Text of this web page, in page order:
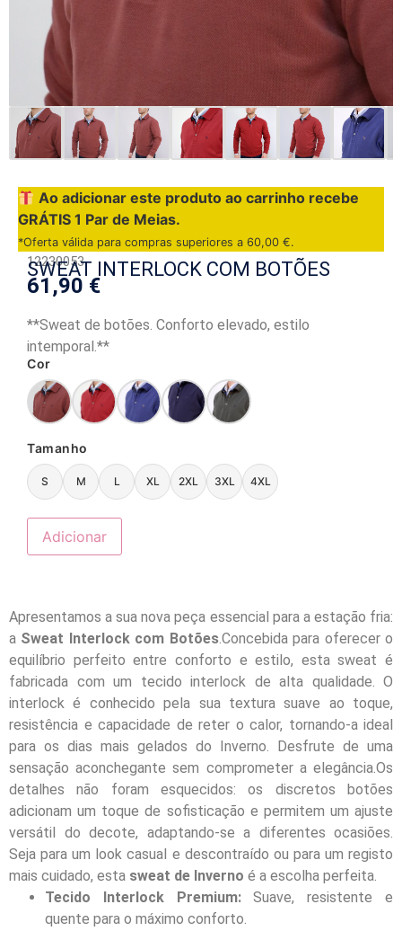
Ao adicionar este produto ao carrinho recebe
GRÁTIS 1 Par de Meias.
*Oferta válida para compras superiores a 60,00 €.
12230053
SWEAT INTERLOCK COM BOTÕES
61,90 €
**Sweat de botões. Conforto elevado, estilo
intemporal.**
Cor
Tamanho
S M L XL 2XL 3XL 4XL
Adicionar
Apresentamos a sua nova peça essencial para a estação fria:
a Sweat Interlock com Botões.Concebida para oferecer o
equilíbrio perfeito entre conforto e estilo, esta sweat é
fabricada com um tecido interlock de alta qualidade. O
interlock é conhecido pela sua textura suave ao toque,
resistência e capacidade de reter o calor, tornando-a ideal
para os dias mais gelados do Inverno. Desfrute de uma
sensação aconchegante sem comprometer a elegância.Os
detalhes não foram esquecidos: os discretos botões
adicionam um toque de sofisticação e permitem um ajuste
versátil do decote, adaptando-se a diferentes ocasiões.
Seja para um look casual e descontraído ou para um registo
mais cuidado, esta sweat de Inverno é a escolha perfeita.
Tecido Interlock Premium:Suave, resistente e
quente para o máximo conforto.